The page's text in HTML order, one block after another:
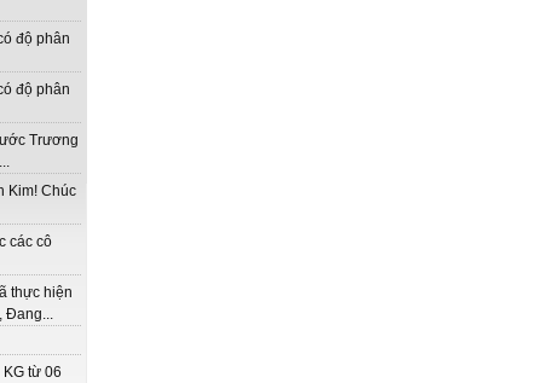
độ phân
độ phân
Trương
Kim! Chúc
các cô
thực hiện
Đang...
từ 06